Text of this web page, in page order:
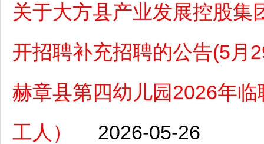
关于大方县产业发展控股集
开招聘补充招聘的公告(5月
赫章县第四幼儿园2026年
工人）
2026-05-26